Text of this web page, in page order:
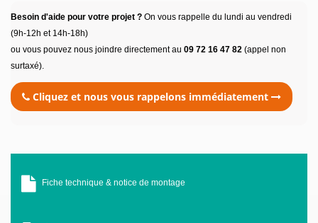
Besoin d'aide pour votre projet ? On vous rappelle du lundi au vendredi
(9h-12h et 14h-18h)
ou vous pouvez nous joindre directement au 09 72 16 47 82 (appel non
surtaxé).
Cliquez et nous vous rappelons immédiatement
Fiche technique & notice de montage